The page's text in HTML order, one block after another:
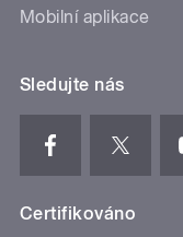
Mobilní aplikace
Sledujte nás
Certifikováno